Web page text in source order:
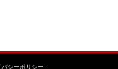
バシーポリシー